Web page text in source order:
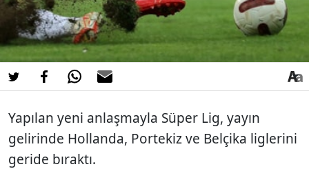
Yapılan yeni anlaşmayla Süper Lig, yayın
gelirinde Hollanda, Portekiz ve Belçika liglerini
geride bıraktı.